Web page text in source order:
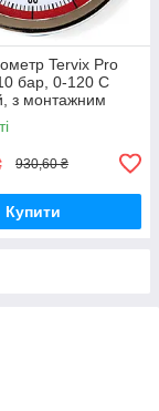
Tervix Pro
бар, 0-120 С
з монтажним
2"
930,60 ₴
Купити